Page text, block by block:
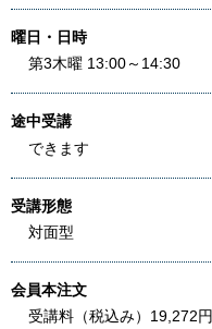
曜日・日時
第3木曜 13:00～14:30
途中受講
できます
受講形態
対面型
会員本注文
受講料（税込み）19,272円